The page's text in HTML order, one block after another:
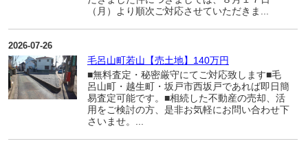
（月）より順次ご対応させていただきま...
2026-07-26
毛呂山町若山【売土地】140万円
■無料査定・秘密厳守にてご対応致します■毛
呂山町・越生町・坂戸市西坂戸であれば即日簡
易査定可能です。■相続した不動産の売却、活
用をご検討の方、是非お気軽にお問い合わせ下
さいませ。...